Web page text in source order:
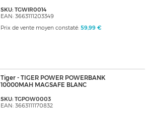
SKU: TGWIR0014
EAN: 3663111203349
Prix de vente moyen constaté: 59,99 €
Tiger - TIGER POWER POWERBANK
10000MAH MAGSAFE BLANC
SKU: TGPOW0003
EAN: 3663111170832